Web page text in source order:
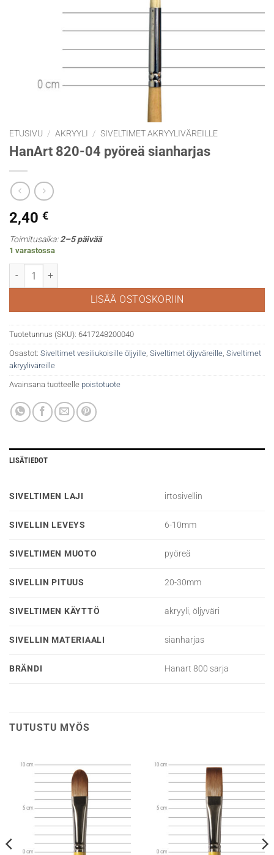
ETUSIVU / AKRYYLI / SIVELTIMET AKRYYLIVÄREILLE
HanArt 820-04 pyöreä sianharjas
2,40 €
Toimitusaika:2–5 päivää
1 varastossa
HanArt 820-04 pyöreä sianharjas määrä
LISÄÄ OSTOSKORIIN
Tuotetunnus (SKU): 6417248200040
Osastot: Siveltimet vesiliukoisille öljyille, Siveltimet öljyväreille, Siveltimet
akryyliväreille
Avainsana tuotteelle poistotuote
LISÄTIEDOT
SIVELTIMEN LAJI irtosivellin
SIVELLIN LEVEYS 6-10mm
SIVELTIMEN MUOTO pyöreä
SIVELLIN PITUUS 20-30mm
SIVELTIMEN KÄYTTÖ akryyli, öljyväri
SIVELLIN MATERIAALI sianharjas
BRÄNDI Hanart 800 sarja
TUTUSTU MYÖS